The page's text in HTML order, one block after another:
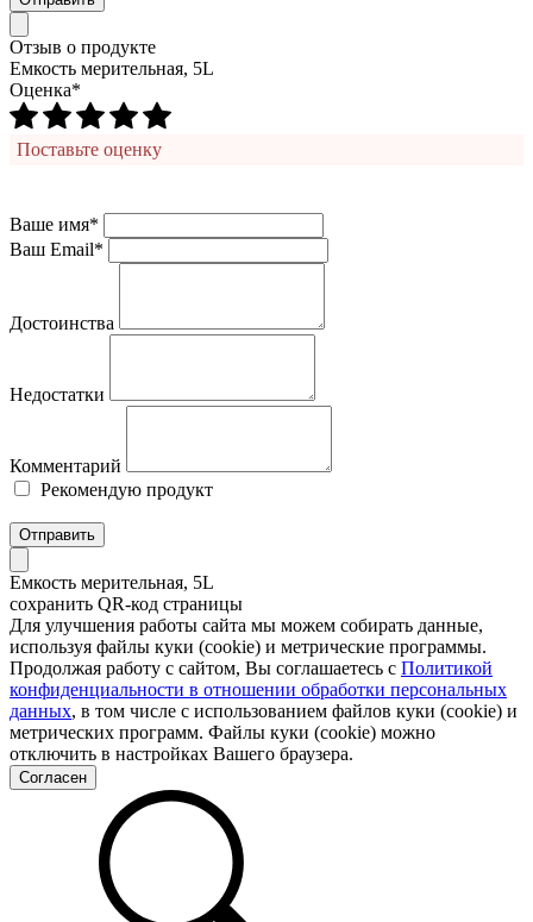
Отзыв о продукте
Емкость мерительная, 5L
Оценка*
Поставьте оценку
Ваше имя*
Ваш Email*
Достоинства
Недостатки
Комментарий
Рекомендую продукт
Отправить
Емкость мерительная, 5L
сохранить QR-код страницы
Для улучшения работы сайта мы можем собирать данные,
используя файлы куки (cookie) и метрические программы.
Продолжая работу с сайтом, Вы соглашаетесь с Политикой
конфиденциальности в отношении обработки персональных
данных, в том числе с использованием файлов куки (cookie) и
метрических программ. Файлы куки (cookie) можно
отключить в настройках Вашего браузера.
Согласен